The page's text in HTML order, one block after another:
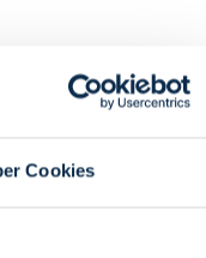
Cookies